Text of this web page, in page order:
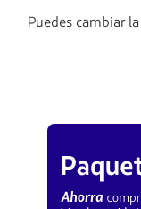
Puedes cambiar